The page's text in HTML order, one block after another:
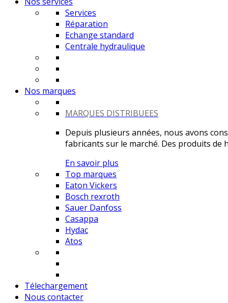
Services
Réparation
Echange standard
Centrale hydraulique
Nos marques
MARQUES DISTRIBUEES
Depuis plusieurs années, nous avons
fabricants sur le marché. Des produits de
En savoir plus
Top marques
Eaton Vickers
Bosch rexroth
Sauer Danfoss
Casappa
Hydac
Atos
Télechargement
Nous contacter